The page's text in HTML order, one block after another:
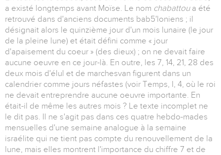
a existé longtemps avant Moïse. Le nom chabattou a été
retrouvé dans d'anciens documents bab5'loniens ; il
désignait alors le quinzième jour d'un mois lunaire (le jour
de la pleine lune) et était défini comme « jour
d'apaisement du coeur » (des dieux) ; on ne devait faire
aucune oeuvre en ce jour-là. En outre, les 7, 14, 21, 28 des
deux mois d'élul et de marchesvan figurent dans un
calendrier comme jours néfastes (voir Temps, I, 4, où le roi
ne devait entreprendre aucune oeuvre importante. En
était-il de même les autres mois ? Le texte incomplet ne
le dit pas. Il ne s'agit pas dans ces quatre hebdo-mades
mensuelles d'une semaine analogue à la semaine
israélite qui ne tient pas compte du renouvellement de la
lune, mais elles montrent l'importance du chiffre 7 et de